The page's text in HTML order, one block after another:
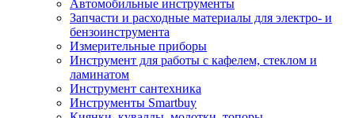
Автомобильные инструменты
Запчасти и расходные материалы для электро- и
бензоинструмента
Измерительные приборы
Инструмент для работы с кафелем, стеклом и
ламинатом
Инструмент сантехника
Инструменты Smartbuy